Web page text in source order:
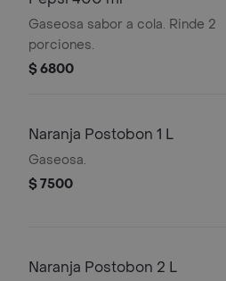
Gaseosa sabor a cola. Rinde 2
porciones.
$ 6800
Naranja Postobon 1 L
Gaseosa.
$ 7500
Naranja Postobon 2 L